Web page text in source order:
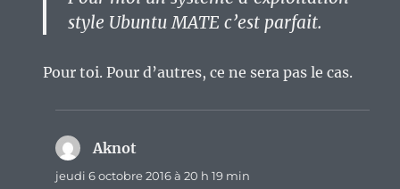
style Ubuntu MATE c’est parfait.
Pour toi. Pour d’autres, ce ne sera pas le cas.
Aknot
jeudi 6 octobre 2016 à 20 h 19 min